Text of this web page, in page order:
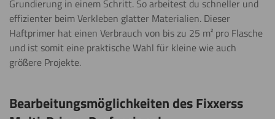
Grundierung in einem Schritt. So arbeitest du schneller und
effizienter beim Verkleben glatter Materialien. Dieser
Haftprimer hat einen Verbrauch von bis zu 25 m² pro Flasche
und ist somit eine praktische Wahl für kleine wie auch
größere Projekte.
Bearbeitungsmöglichkeiten des Fixxerss